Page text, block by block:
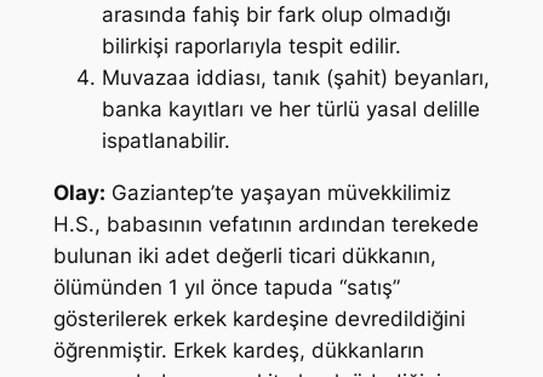
arasında fahiş bir fark olup olmadığı
bilirkişi raporlarıyla tespit edilir.
Muvazaa iddiası, tanık (şahit) beyanları,
banka kayıtları ve her türlü yasal delille
ispatlanabilir.
Olay: Gaziantep’te yaşayan müvekkilimiz
H.S., babasının vefatının ardından terekede
bulunan iki adet değerli ticari dükkanın,
ölümünden 1 yıl önce tapuda “satış”
gösterilerek erkek kardeşine devredildiğini
öğrenmiştir. Erkek kardeş, dükkanların